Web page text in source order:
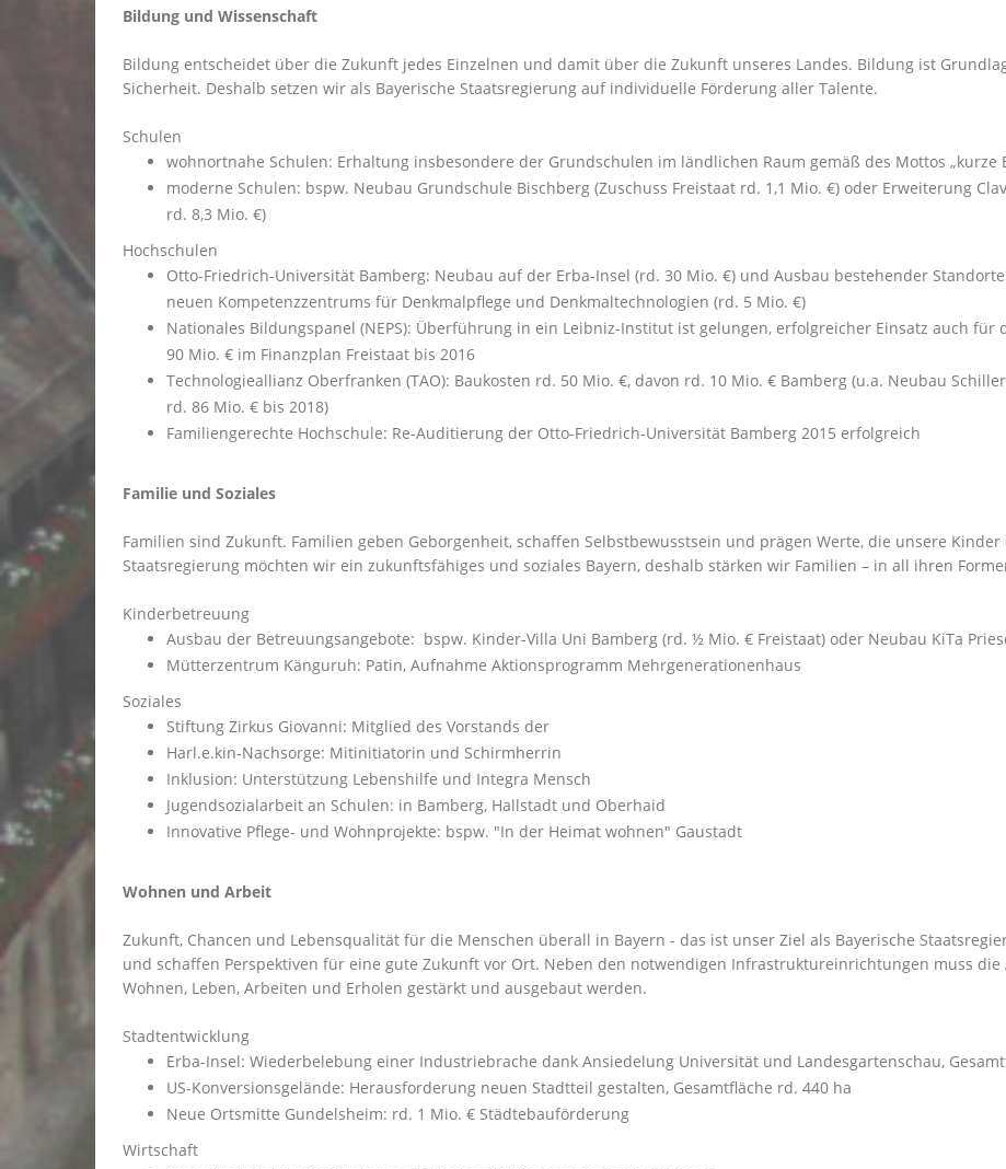
Bildung und Wissenschaft
Bildung entscheidet über die Zukunft jedes Einzelnen und damit über die Zukunft unseres Landes. Bildung ist
Sicherheit. Deshalb setzen wir als Bayerische Staatsregierung auf individuelle Förderung aller Talente.
Schulen
wohnortnahe Schulen: Erhaltung insbesondere der Grundschulen im ländlichen Raum gemäß des Mottos „kurze
moderne Schulen: bspw. Neubau Grundschule Bischberg (Zuschuss Freistaat rd. 1,1 Mio. €) oder Erweiterung
rd. 8,3 Mio. €)
Hochschulen
Otto-Friedrich-Universität Bamberg: Neubau auf der Erba-Insel (rd. 30 Mio. €) und Ausbau bestehender
neuen Kompetenzzentrums für Denkmalpflege und Denkmaltechnologien (rd. 5 Mio. €)
Nationales Bildungspanel (NEPS): Überführung in ein Leibniz-Institut ist gelungen, erfolgreicher Einsatz auch
90 Mio. € im Finanzplan Freistaat bis 2016
Technologieallianz Oberfranken (TAO): Baukosten rd. 50 Mio. €, davon rd. 10 Mio. € Bamberg (u.a. Neubau
rd. 86 Mio. € bis 2018)
Familiengerechte Hochschule: Re-Auditierung der Otto-Friedrich-Universität Bamberg 2015 erfolgreich
Familie und Soziales
Familien sind Zukunft. Familien geben Geborgenheit, schaffen Selbstbewusstsein und prägen Werte, die unsere
Staatsregierung möchten wir ein zukunftsfähiges und soziales Bayern, deshalb stärken wir Familien – in all ihren
Kinderbetreuung
Ausbau der Betreuungsangebote: bspw. Kinder-Villa Uni Bamberg (rd. ½ Mio. € Freistaat) oder Neubau KiTa
Mütterzentrum Känguruh: Patin, Aufnahme Aktionsprogramm Mehrgenerationenhaus
Soziales
Stiftung Zirkus Giovanni: Mitglied des Vorstands der
Harl.e.kin-Nachsorge: Mitinitiatorin und Schirmherrin
Inklusion: Unterstützung Lebenshilfe und Integra Mensch
Jugendsozialarbeit an Schulen: in Bamberg, Hallstadt und Oberhaid
Innovative Pflege- und Wohnprojekte: bspw. "In der Heimat wohnen" Gaustadt
Wohnen und Arbeit
Zukunft, Chancen und Lebensqualität für die Menschen überall in Bayern - das ist unser Ziel als Bayerische
und schaffen Perspektiven für eine gute Zukunft vor Ort. Neben den notwendigen Infrastruktureinrichtungen muss
Wohnen, Leben, Arbeiten und Erholen gestärkt und ausgebaut werden.
Stadtentwicklung
Erba-Insel: Wiederbelebung einer Industriebrache dank Ansiedelung Universität und Landesgartenschau,
US-Konversionsgelände: Herausforderung neuen Stadtteil gestalten, Gesamtfläche rd. 440 ha
Neue Ortsmitte Gundelsheim: rd. 1 Mio. € Städtebauförderung
Wirtschaft